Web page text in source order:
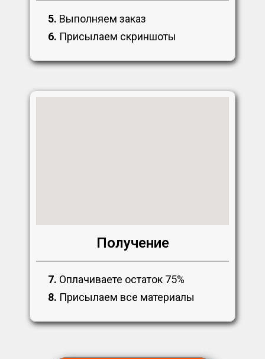
5. Выполняем заказ
6. Присылаем скриншоты
Получение
7. Оплачиваете остаток 75%
8. Присылаем все материалы